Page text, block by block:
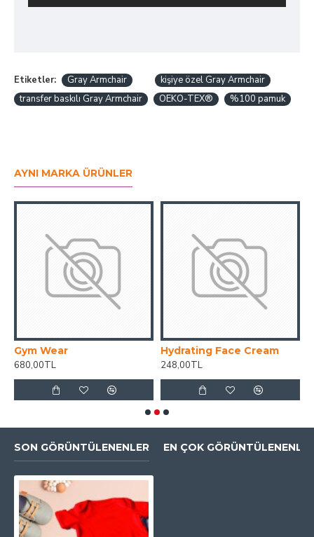
Etiketler: Gray Armchair
kişiye özel Gray Armchair
transfer baskılı Gray Armchair
OEKO-TEX® %100 pamuk
AYNI MARKA ÜRÜNLER
Gym Wear
680,00TL
Hydrating Face Cream
248,00TL
SON GÖRÜNTÜLENENLER EN ÇOK